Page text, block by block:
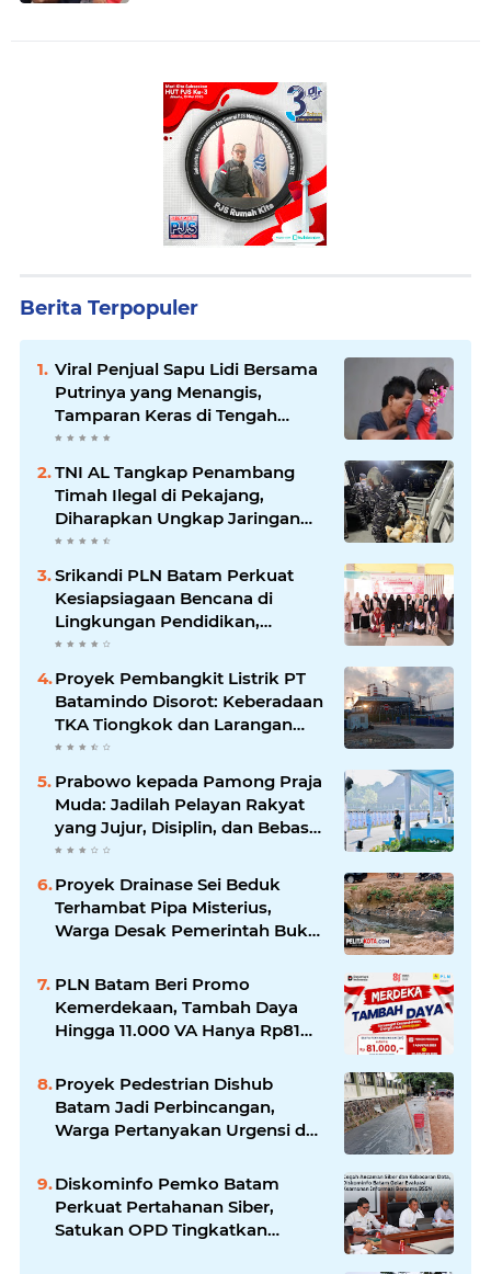
Berita Terpopuler
Viral Penjual Sapu Lidi Bersama
Putrinya yang Menangis,
Tamparan Keras di Tengah
Maraknya Korupsi
TNI AL Tangkap Penambang
Timah Ilegal di Pekajang,
Diharapkan Ungkap Jaringan
hingga Dalang Utama
Srikandi PLN Batam Perkuat
Kesiapsiagaan Bencana di
Lingkungan Pendidikan,
Serahkan APAR dan Rambu K3
Proyek Pembangkit Listrik PT
Batamindo Disorot: Keberadaan
TKA Tiongkok dan Larangan
Liputan Wartawan Jadi
Perhatian
Prabowo kepada Pamong Praja
Muda: Jadilah Pelayan Rakyat
yang Jujur, Disiplin, dan Bebas
Korupsi
Proyek Drainase Sei Beduk
Terhambat Pipa Misterius,
Warga Desak Pemerintah Buka
PLN Batam Beri Promo
Kemerdekaan, Tambah Daya
Hingga 11.000 VA Hanya Rp81
Proyek Pedestrian Dishub
Batam Jadi Perbincangan,
Warga Pertanyakan Urgensi dan
Diskominfo Pemko Batam
Perkuat Pertahanan Siber,
Satukan OPD Tingkatkan